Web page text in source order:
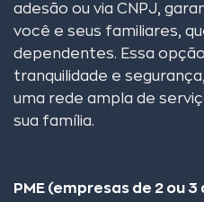
adesão ou via CNPJ,
você e seus familiares,
dependentes. Essa
tranquilidade e
uma rede ampla de
sua família.
PME (empresas de 2 ou 3